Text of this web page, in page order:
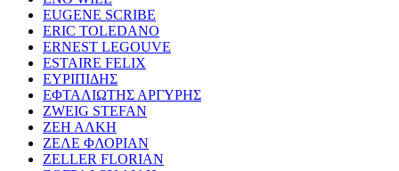
EUGENE SCRIBE
ERIC TOLEDANO
ERNEST LEGOUVE
ESTAIRE FELIX
ΕΥΡΙΠΙΔΗΣ
ΕΦΤΑΛΙΩΤΗΣ ΑΡΓΥΡΗΣ
ZWEIG STEFAN
ΖΕΗ ΑΛΚΗ
ΖΕΛΕ ΦΛΟΡΙΑΝ
ZELLER FLORIAN